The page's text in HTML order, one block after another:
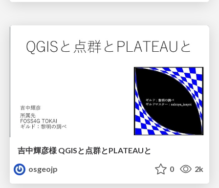
吉中輝彦様 QGISと点群とPLATEAUと
osgeojp
0 2k